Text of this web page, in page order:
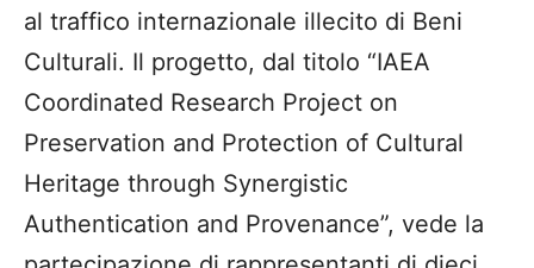
al traffico internazionale illecito di Beni
Culturali. Il progetto, dal titolo “IAEA
Coordinated Research Project on
Preservation and Protection of Cultural
Heritage through Synergistic
Authentication and Provenance”, vede la